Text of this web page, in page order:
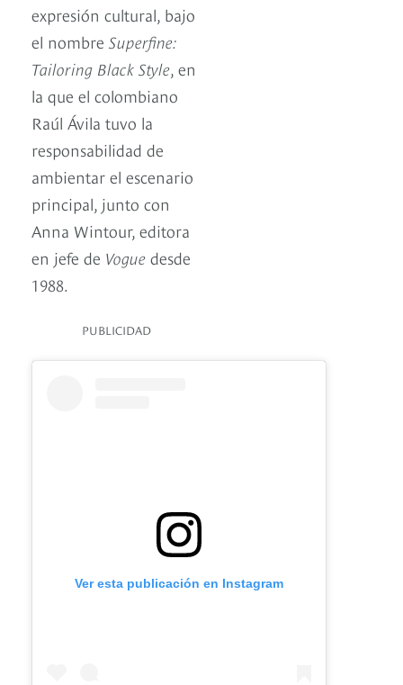
expresión cultural, bajo
el nombre Superfine:
Tailoring Black Style, en
la que el colombiano
Raúl Ávila tuvo la
responsabilidad de
ambientar el escenario
principal, junto con
Anna Wintour, editora
en jefe de Vogue desde
1988.
PUBLICIDAD
Ver esta publicación en Instagram